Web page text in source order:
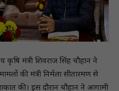
कृषि मंत्री शिवराज सिंह चौहान ने
की मंत्री निर्मला सीतारमण से
की। इस दौरान चौहान ने आगामी